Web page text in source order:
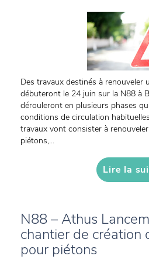
Des travaux destinés à renouveler
débuteront le 24 juin sur la N88 à
dérouleront en plusieurs phases
conditions de circulation
travaux vont consister à
piétons,...
Lire la
N88 – Athus
chantier de création
pour piétons